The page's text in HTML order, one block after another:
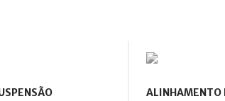
ALINHAMENTO